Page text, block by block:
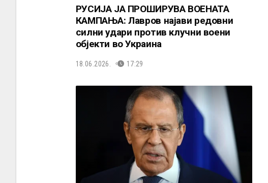
РУСИЈА ЈА ПРОШИРУВА ВОЕНАТА
КАМПАЊА: Лавров најави редовни
силни удари против клучни воени
објекти во Украина
18.06.2026. 17:29